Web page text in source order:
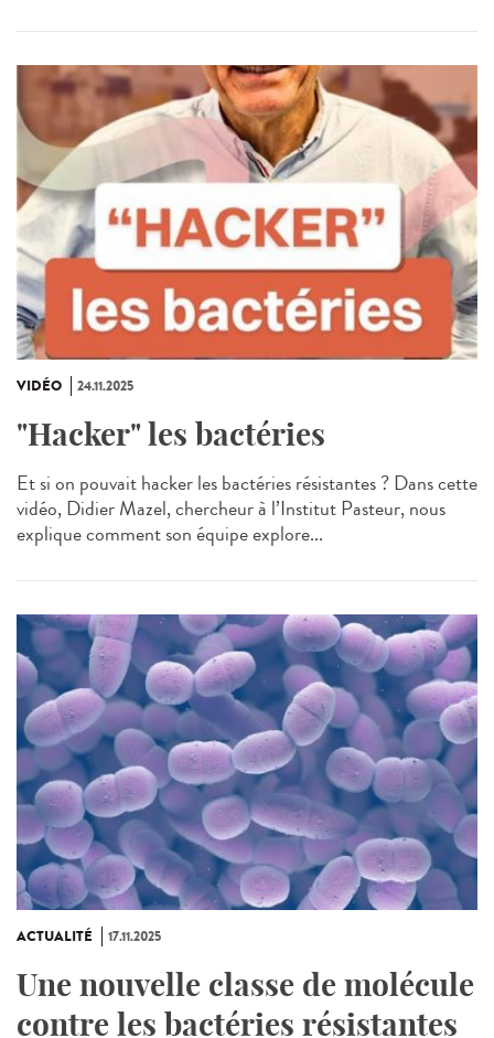
VIDÉO 24.11.2025
"Hacker" les bactéries
Et si on pouvait hacker les bactéries résistantes ? Dans cette
vidéo, Didier Mazel, chercheur à l’Institut Pasteur, nous
explique comment son équipe explore...
ACTUALITÉ 17.11.2025
Une nouvelle classe de molécule
contre les bactéries résistantes